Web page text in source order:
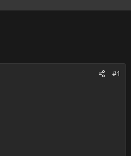
#1